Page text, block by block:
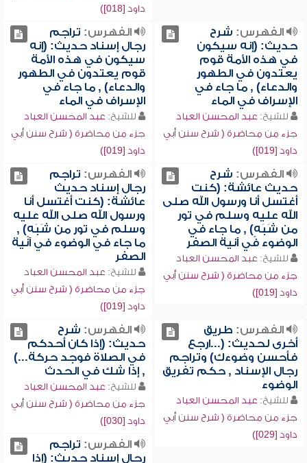
داود [018])
الفهرس: شرح
حديث: (إنه سيكون
في هذه الأمة قوم
يعتدون في الطهور
والدعاء) , ما جاء في
الإسراف في الماء
للشيخ: عبد المحسن العباد
جزء من محاضرة ( شرح سنن أبي
داود [019])
الفهرس: تراجم
رجال إسناد حديث: (إنه
سيكون في هذه الأمة
قوم يعتدون في الطهور
والدعاء) , ما جاء في
الإسراف في الماء
للشيخ: عبد المحسن العباد
جزء من محاضرة ( شرح سنن أبي
داود [019])
الفهرس: شرح
حديث عائشة: (كنت
أغتسل أنا ورسول الله صلى
الله عليه وسلم في تور
من شَبَهٍ) , ما جاء في
الوضوء في آنية الصفر
للشيخ: عبد المحسن العباد
جزء من محاضرة ( شرح سنن أبي
داود [019])
الفهرس: تراجم
رجال إسناد حديث
عائشة: (كنت أغتسل أنا
ورسول الله صلى الله عليه
وسلم في تور من شَبَهٍ) ,
ما جاء في الوضوء في آنية
الصفر
للشيخ: عبد المحسن العباد
جزء من محاضرة ( شرح سنن أبي
داود [019])
الفهرس: طريق
أخرى لحديث: (...ارجع
فأحسن وضوءك) وتراجم
رجال الإسناد , حكم تفريق
الوضوء
للشيخ: عبد المحسن العباد
جزء من محاضرة ( شرح سنن أبي
داود [029])
الفهرس: شرح
حديث: (إذا كان أحدكم
في الصلاة فوجد حركة...)
, إذا شك في الحدث
للشيخ: عبد المحسن العباد
جزء من محاضرة ( شرح سنن أبي
داود [030])
الفهرس: تراجم
رجال إسناد حديث: (إذا